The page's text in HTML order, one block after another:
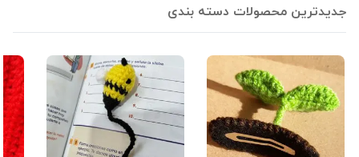
جدیدترین محصولات دسته بندی